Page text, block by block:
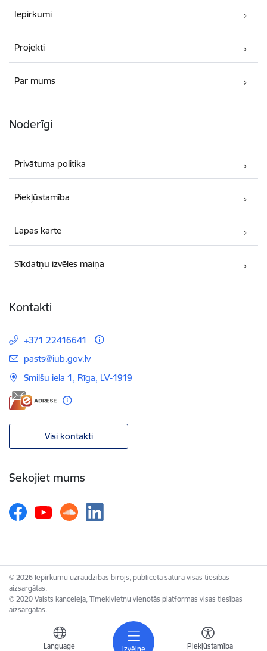
Izvēlne
Language Piekļūstamība
Iepirkumi
Projekti
Par mums
Noderīgi
Privātuma politika
Piekļūstamība
Lapas karte
Sīkdatņu izvēles maiņa
Kontakti
+371 22416641
E-pasts:
pasts@iub.gov.lv
Smilšu iela 1, Rīga, LV-1919
Visi kontakti
Sekojiet mums
© 2026 Iepirkumu uzraudzības birojs, publicētā satura visas tiesības
aizsargātas.
© 2020 Valsts kanceleja, Tīmekļvietņu vienotās platformas visas tiesības
aizsargātas.